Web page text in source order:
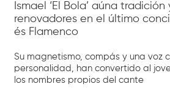
Ismael ‘El Bola’ aúna tradición
renovadores en el último
és Flamenco
Su magnetismo, compás y una voz
personalidad, han convertido al
los nombres propios del cante